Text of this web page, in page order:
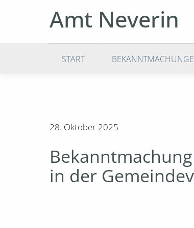
Amt Neverin
START
28. Oktober 2025
in der